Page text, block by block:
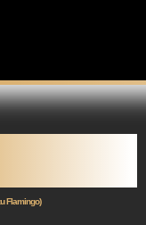
Flamingo)